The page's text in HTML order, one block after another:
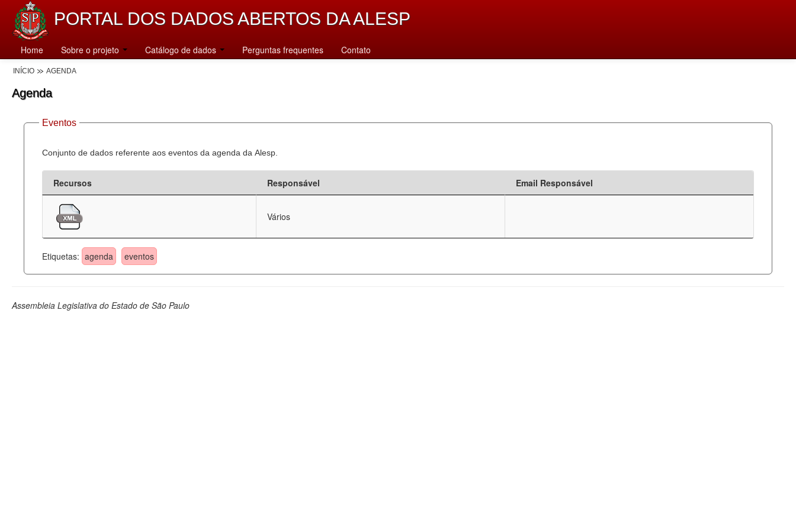
PORTAL DOS DADOS ABERTOS DA ALESP
Home Sobre o projeto Catálogo de dados Perguntas frequentes Contato
INÍCIO AGENDA
Agenda
Eventos
Conjunto de dados referente aos eventos da agenda da Alesp.
Recursos Responsável Email Responsável
Vários
Etiquetas: agenda eventos
Assembleia Legislativa do Estado de São Paulo